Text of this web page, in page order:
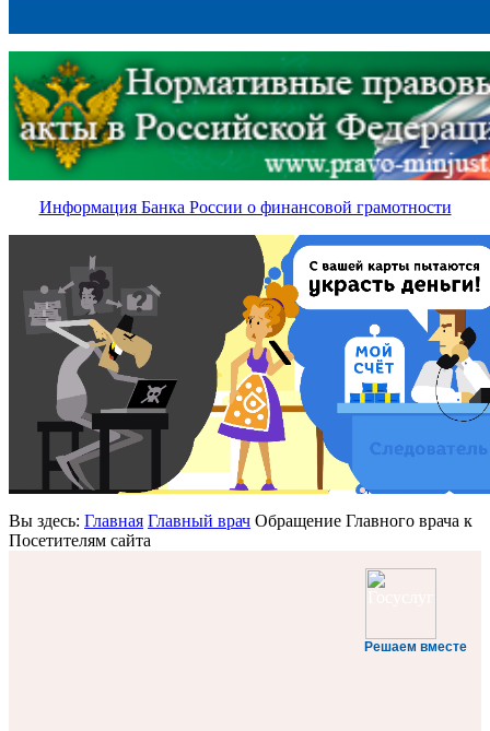
Информация Банка России о финансовой грамотности
Вы здесь: Главная Главный врач Обращение Главного врача к
Посетителям сайта
Решаем вместе